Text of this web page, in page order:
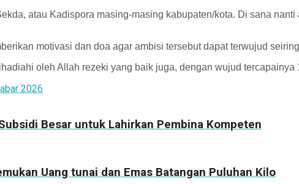
atau Kadispora masing-masing kabupaten/kota. Di sana
motivasi dan doa agar ambisi tersebut dapat terwujud
oleh Allah rezeki yang baik juga, dengan wujud
2026
Besar untuk Lahirkan Pembina Kompeten
Uang tunai dan Emas Batangan Puluhan Kilo